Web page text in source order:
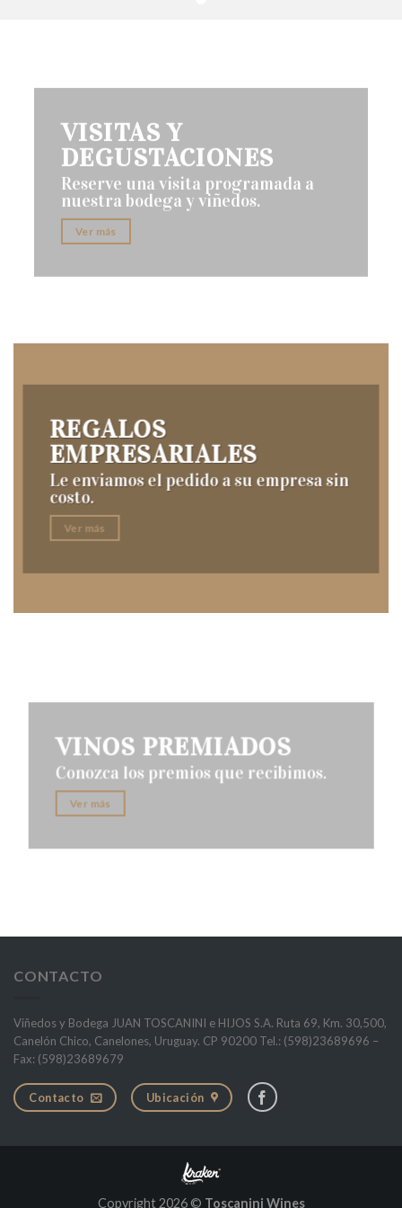
VISITAS Y
DEGUSTACIONES
Reserve una visita programada a
nuestra bodega y viñedos.
Ver más
REGALOS
EMPRESARIALES
Le enviamos el pedido a su empresa sin
costo.
Ver más
VINOS PREMIADOS
Conozca los premios que recibimos.
Ver más
CONTACTO
Viñedos y Bodega JUAN TOSCANINI e HIJOS S.A. Ruta 69, Km. 30,500,
Canelón Chico, Canelones, Uruguay. CP 90200 Tel.: (598)23689696 –
Fax: (598)23689679
Contacto Ubicación
Copyright 2026 © Toscanini Wines